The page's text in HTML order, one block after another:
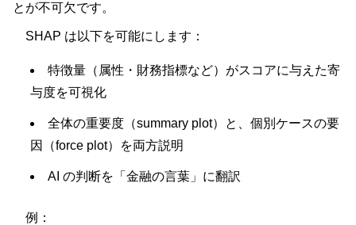
とが不可欠です。
SHAP は以下を可能にします：
特徴量（属性・財務指標など）がスコアに与えた寄
与度を可視化
全体の重要度（summary plot）と、個別ケースの要
因（force plot）を両方説明
AI の判断を「金融の言葉」に翻訳
例：